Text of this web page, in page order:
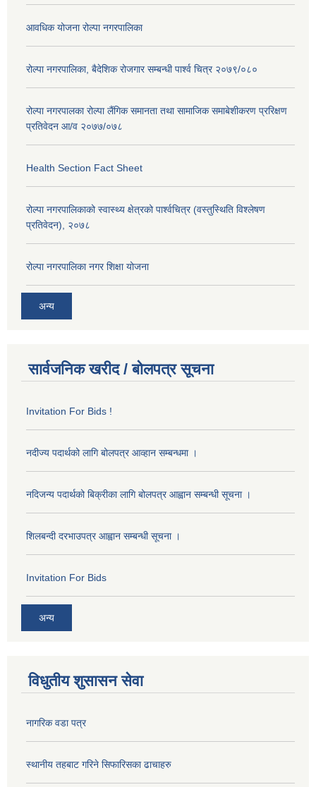
आवधिक योजना रोल्पा नगरपालिका
रोल्पा नगरपालिका, बैदेशिक रोजगार सम्बन्धी पार्श्व चित्र २०७९/०८०
रोल्पा नगरपालका रोल्पा लैंगिक समानता तथा सामाजिक समाबेशीकरण प्ररिक्षण
प्रतिवेदन आ/व २०७७/०७८
Health Section Fact Sheet
रोल्पा नगरपालिकाको स्वास्थ्य क्षेत्रको पार्श्वचित्र (वस्तुस्थिति विश्लेषण
प्रतिवेदन), २०७८
रोल्पा नगरपालिका नगर शिक्षा योजना
अन्य
सार्वजनिक खरीद / बोलपत्र सूचना
Invitation For Bids !
नदीज्य पदार्थको लागि बोलपत्र आव्हान सम्बन्धमा ।
नदिजन्य पदार्थको बिक्रीका लागि बोलपत्र आह्वान सम्बन्धी सूचना ।
शिलबन्दी दरभाउपत्र आह्वान सम्बन्धी सूचना ।
Invitation For Bids
अन्य
विधुतीय शुसासन सेवा
नागरिक वडा पत्र
स्थानीय तहबाट गरिने सिफारिसका ढाचाहरु